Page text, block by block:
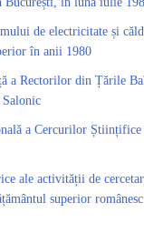
de electricitate și
în anii 1980
a Rectorilor din Țările
a Cercurilor Științifice
ale activității de
superior